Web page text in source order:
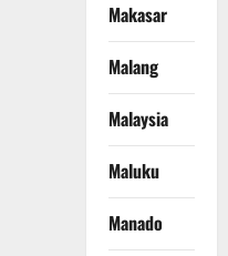
Makasar
Malang
Malaysia
Maluku
Manado